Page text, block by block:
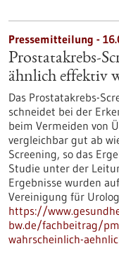
Pressemitteilung -
Prostatakrebs-
ähnlich effektiv
Das Prostatakrebs-
schneidet bei der
beim Vermeiden von
vergleichbar gut ab
Screening, so das
Studie unter der
Ergebnisse wurden
Vereinigung für
https://
bw.de/fachbeitrag/
wahrscheinlich-